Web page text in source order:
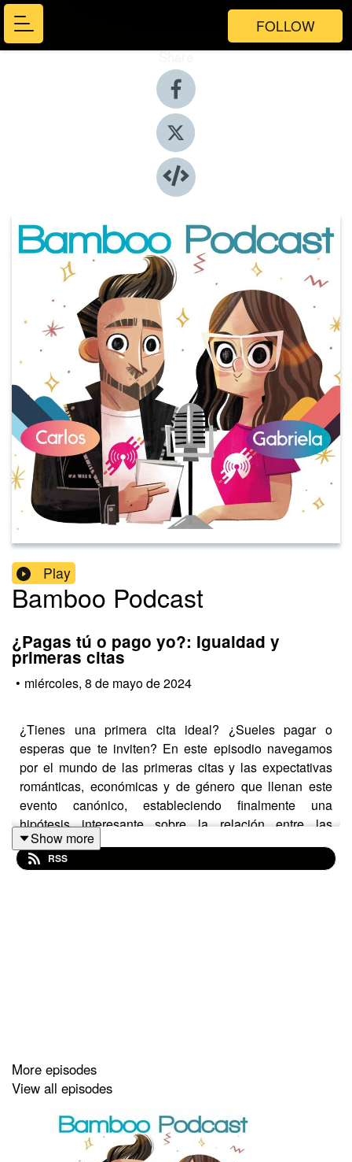
FOLLOW
Share
Play
Bamboo Podcast
¿Pagas tú o pago yo?: Igualdad y
primeras citas
• miércoles, 8 de mayo de 2024
¿Tienes una primera cita ideal? ¿Sueles pagar o
esperas que te inviten? En este episodio navegamos
por el mundo de las primeras citas y las expectativas
románticas, económicas y de género que llenan este
evento canónico, estableciendo finalmente una
hipótesis interesante sobre la relación entre las
finanzas, el amor y las relaciones.
Show more
RSS
More episodes
View all episodes